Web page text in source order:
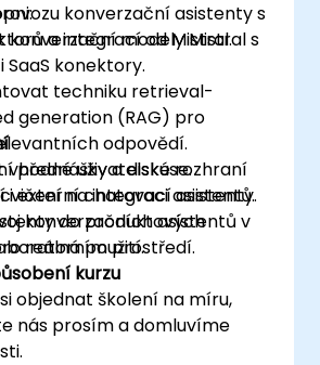
konverzační asistenty s
a integrací od Mistral.
konverzační modely Mistral s
SaaS konektory.
techniku retrieval-
generation (RAG) pro
odpovědí.
vhodné uživatelské rozhraní
i externí chatovací asistenty.
do produktových
reálná použití.
přednášky a diskuse.
na integraci asistentů.
konverzačních asistentů v
prostředí.
kurzu
objednat školení na míru,
nás prosím a domluvíme